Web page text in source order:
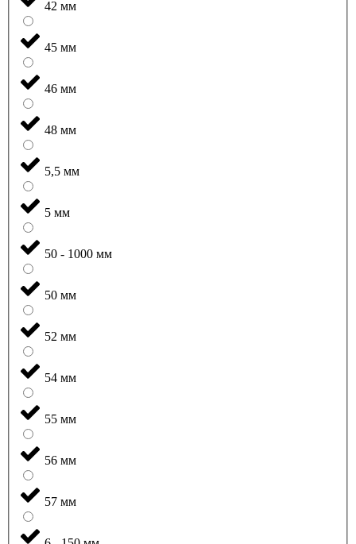
42 мм
45 мм
46 мм
48 мм
5,5 мм
5 мм
50 - 1000 мм
50 мм
52 мм
54 мм
55 мм
56 мм
57 мм